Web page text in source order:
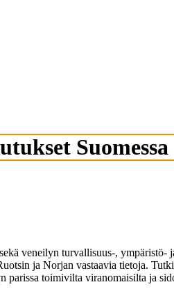
Suomessa
veneilyn turvallisuus-, ympäristö-
ja Norjan vastaavia tietoja.
toimivilta viranomaisilta ja